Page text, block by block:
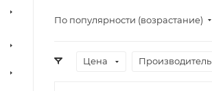
По популярности (возрастание)
Цена Производитель